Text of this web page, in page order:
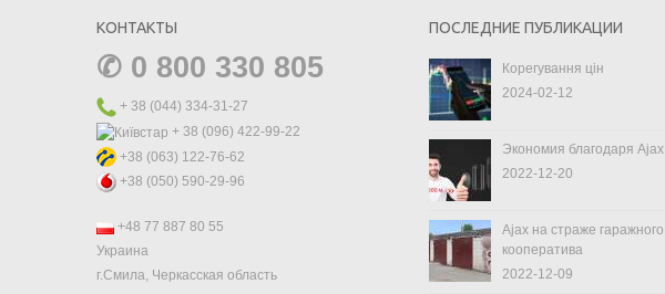
КОНТАКТЫ
✆ 0 800 330 805
+ 38 (044) 334-31-27
+ 38 (096) 422-99-22
+38 (063) 122-76-62
+38 (050) 590-29-96
+48 77 887 80 55
Украина
г.Смила, Черкасская область
ПОСЛЕДНИЕ ПУБЛИКАЦИИ
Корегування цін
2024-02-12
Экономия благодаря Ajax
2022-12-20
Ajax на страже гаражного
кооператива
2022-12-09